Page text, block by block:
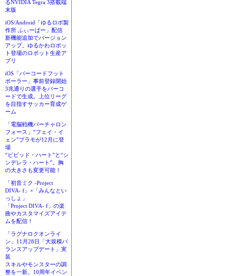
るNVIDIA Tegra 3搭載端
末版
iOS/Android「ゆるロボ製
作所 ふぃーばー」配信
新機能追加でバージョン
アップ。ゆるかわロボッ
ト登場のロボット生産ア
プリ
iOS「バーコードフット
ボーラー」事前登録開始
3兆通りの選手をバーコ
ードで生成。上位リーグ
を目指すサッカー育成ゲ
ーム
「電脳戦機バーチャロン
フォース」“フェイ・イ
ェン”プラモが12月に登
場
“ビビッド・ハート”と“シ
ンデレラ・ハート”。胸
の大きさも変更可能！
「初音ミク -Project
DIVA- f」×「みんなとい
っしょ」
「Project DIVA- f」の楽
曲やカスタマイズアイテ
ムを配信！
「ラグナロクオンライ
ン」11月28日「大規模バ
ランスアップデート」実
装
スキルやモンスターの調
整を一新。10周年イベン